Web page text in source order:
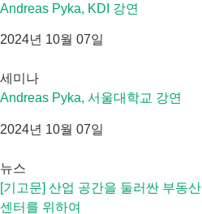
Andreas Pyka, KDI 강연
2024년 10월 07일
세미나
Andreas Pyka, 서울대학교 강연
2024년 10월 07일
뉴스
[기고문] 산업 공간을 둘러싼 부동
센터를 위하여